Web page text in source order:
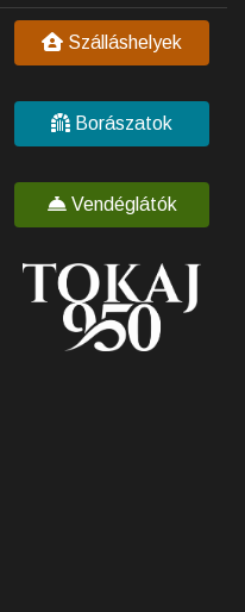
Szálláshelyek
Borászatok
Vendéglátók